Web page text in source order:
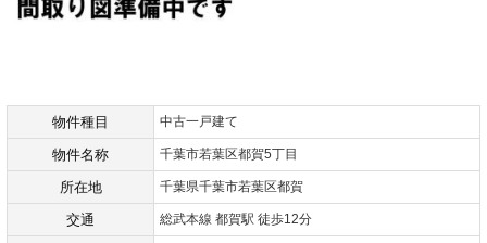
物件種目 中古一戸建て
物件名称 千葉市若葉区都賀5丁目
所在地 千葉県千葉市若葉区都賀
交通 総武本線 都賀駅 徒歩12分